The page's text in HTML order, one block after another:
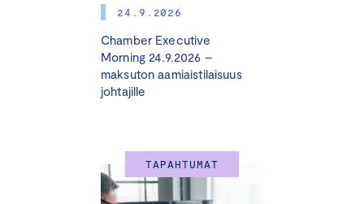
24.9.2026
Chamber Executive
Morning 24.9.2026 –
maksuton aamiaistilaisuus
johtajille
TAPAHTUMAT